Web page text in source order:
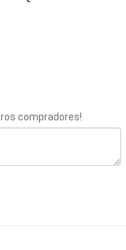
compradores!